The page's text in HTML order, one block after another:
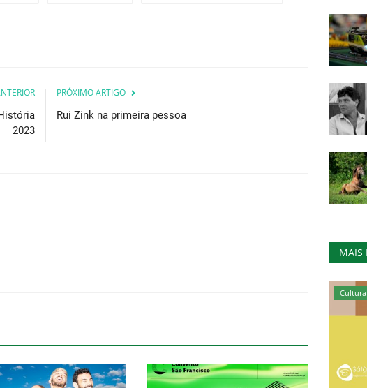
2023
PRÓXIMO ARTIGO
Rui Zink na primeira pessoa
MAIS
Cultura